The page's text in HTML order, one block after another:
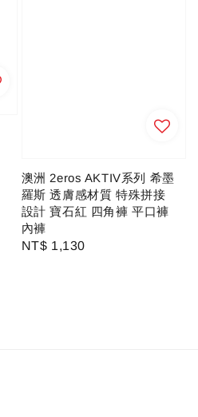
澳洲 2eros AKTIV系列 希墨
羅斯 透膚感材質 特殊拼接
設計 寶石紅 四角褲 平口褲
內褲
Regular
NT$ 1,130